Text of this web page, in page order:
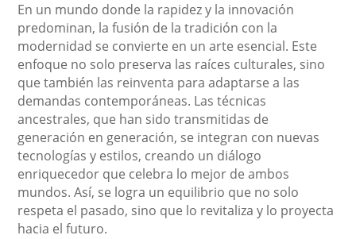
En un mundo donde la rapidez y la innovación
predominan, la fusión de la tradición con la
modernidad se convierte en un arte esencial. Este
enfoque no solo preserva las raíces culturales, sino
que también las reinventa para adaptarse a las
demandas contemporáneas. Las técnicas
ancestrales, que han sido transmitidas de
generación en generación, se integran con nuevas
tecnologías y estilos, creando un diálogo
enriquecedor que celebra lo mejor de ambos
mundos. Así, se logra un equilibrio que no solo
respeta el pasado, sino que lo revitaliza y lo proyecta
hacia el futuro.